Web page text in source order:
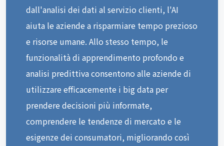
dall'analisi dei dati al servizio clienti, l'AI
aiuta le aziende a risparmiare tempo prezioso
e risorse umane. Allo stesso tempo, le
funzionalità di apprendimento profondo e
analisi predittiva consentono alle aziende di
utilizzare efficacemente i big data per
prendere decisioni più informate,
comprendere le tendenze di mercato e le
esigenze dei consumatori, migliorando così